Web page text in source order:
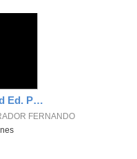
Vídeo festival de navidad Ed. Primaria 6ºA y 6ºB
FERNANDO